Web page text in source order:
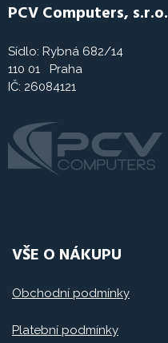
PCV Computers, s.r.o.
Sídlo: Rybná 682/14
110 01 Praha
IČ: 26084121
VŠE O NÁKUPU
Obchodní podmínky
Platební podmínky